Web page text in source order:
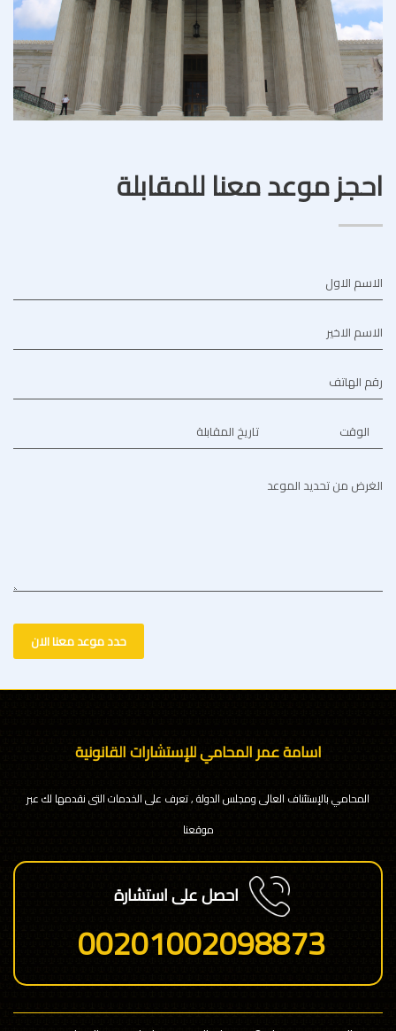
احجز موعد معنا للمقابلة
الاسم الاول
الاسم الاخير
رقم الهاتف
تاريخ المقابلة الوقت
الغرض من تحديد الموعد
حدد موعد معنا الان
اسامة عمر المحامي للإستشارات القانونية
المحامي بالإستئناف العالى ومجلس الدولة , تعرف على الخدمات التى نقدمها لك عبر
موقعنا
احصل على استشارة
00201002098873